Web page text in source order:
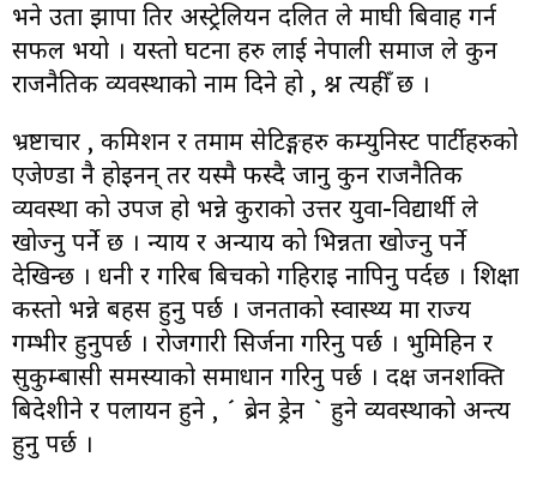
भने उता झापा तिर अस्ट्रेलियन दलित ले माघी बिवाह गर्न
सफल भयो । यस्तो घटना हरु लाई नेपाली समाज ले कुन
राजनैतिक व्यवस्थाको नाम दिने हो , प्रश्न त्यहीँ छ ।
भ्रष्टाचार , कमिशन र तमाम सेटिङ्गहरु कम्युनिस्ट पार्टीहरुको
एजेण्डा नै होइनन् तर यस्मै फस्दै जानु कुन राजनैतिक
व्यवस्था को उपज हो भन्ने कुराको उत्तर युवा-विद्यार्थी ले
खोज्नु पर्ने छ । न्याय र अन्याय को भिन्नता खोज्नु पर्ने
देखिन्छ । धनी र गरिब बिचको गहिराइ नापिनु पर्दछ । शिक्षा
कस्तो भन्ने बहस हुनु पर्छ । जनताको स्वास्थ्य मा राज्य
गम्भीर हुनुपर्छ । रोजगारी सिर्जना गरिनु पर्छ । भुमिहिन र
सुकुम्बासी समस्याको समाधान गरिनु पर्छ । दक्ष जनशक्ति
बिदेशीने र पलायन हुने , ´ ब्रेन ड्रेन ` हुने व्यवस्थाको अन्त्य
हुनु पर्छ ।